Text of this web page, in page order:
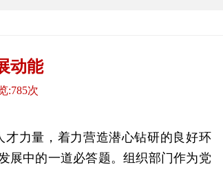
动能
:785次
力量，着力营造潜心钻研的良好环
展中的一道必答题。组织部门作为党